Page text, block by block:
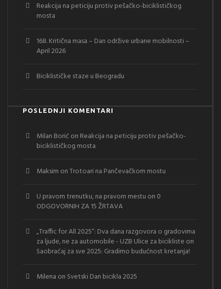
Reakcija na peticiju protiv pešačko-biciklističkog
mosta
168. Kritična masa – Dan održive urbane mobilnosti –
April 2026
Biciklističke staze u Beogradu
POSLEDNJI KOMENTARI
Milan Borić on Reakcija na peticiju protiv pešačko-
biciklističkog mosta
Maksim onTrotoari na Pančevačkom mostu
U pravom trenutku, na pravom mestu on 0
ODGOVORNIH ZA 15 ŽRTAVA
„Traffic for All 2025“: Dva dana razgovora o gradovima
za ljude, ne za automobile - UZB Ulice za bicikliste on
Saobraćaj za sve 2025: Gradimo budućnost kretanja!
Milena on Svetski Dan bicikla 2025